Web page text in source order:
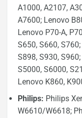
A1000, A2107,
A7600; Lenovo
Lenovo P70-A,
S650, S660,
S898, S930,
S5000, S6000,
Lenovo K860,
Philips: Philips
W6610/W6618;